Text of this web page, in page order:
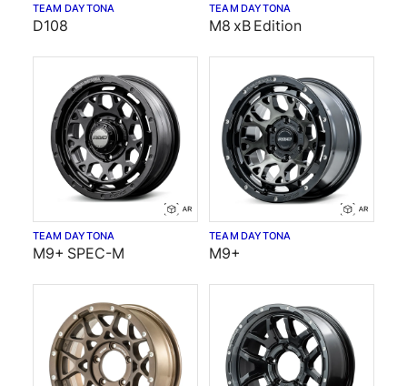
TEAM DAYTONA
D108
TEAM DAYTONA
M8 xB Edition
TEAM DAYTONA
M9+ SPEC-M
TEAM DAYTONA
M9+